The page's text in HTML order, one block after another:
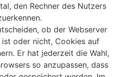
den Rechner des Nutzers
ob der Webserver
oder nicht, Cookies auf
Er hat jederzeit die Wahl,
so anzupassen, dass